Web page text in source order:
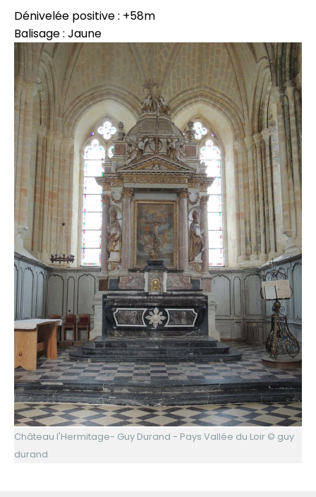
Dénivelée positive : +58m
Balisage : Jaune
Château l'Hermitage- Guy Durand - Pays Vallée du Loir © guy
durand